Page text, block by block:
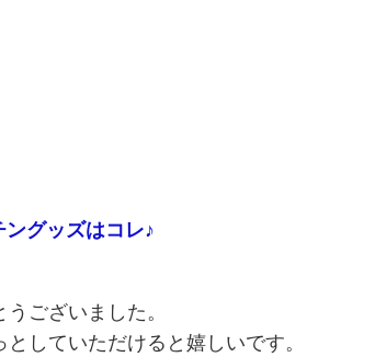
グッズはコレ♪
ございました。
していただけると嬉しいです。